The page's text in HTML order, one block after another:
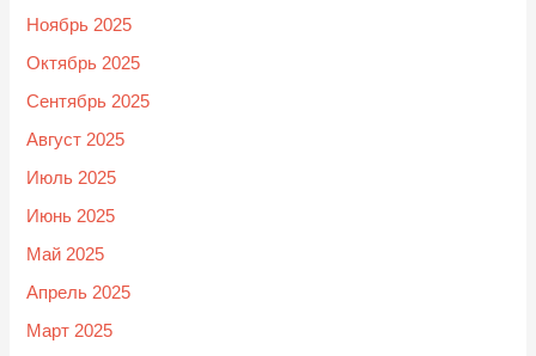
Ноябрь 2025
Октябрь 2025
Сентябрь 2025
Август 2025
Июль 2025
Июнь 2025
Май 2025
Апрель 2025
Март 2025